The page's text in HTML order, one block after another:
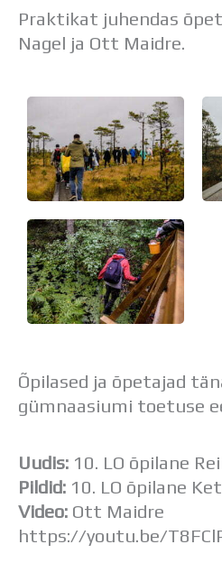
Praktikat juhendas
Nagel ja Ott Maidre.
Õpilased ja õpetajad
gümnaasiumi toetuse
Uudis: 10. LO õpilane
Pildid: 10. LO õpilane
Video: Ott Maidre
https://youtu.be/